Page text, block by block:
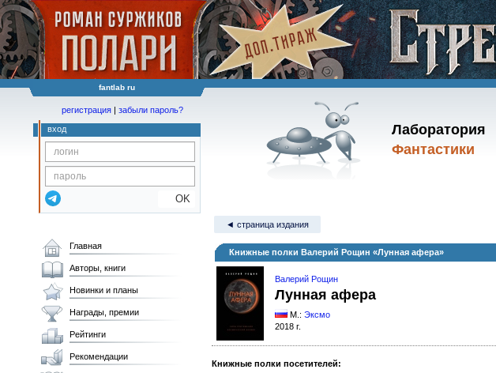
fantlab ru
Лаборатория
Фантастики
регистрация | забыли пароль?
вход
OK
◄ страница издания
Книжные полки Валерий Рощин «Лунная афера»
Валерий Рощин
Лунная афера
М.: Эксмо
2018 г.
Книжные полки посетителей:
Главная
Авторы, книги
Новинки и планы
Награды, премии
Рейтинги
Рекомендации